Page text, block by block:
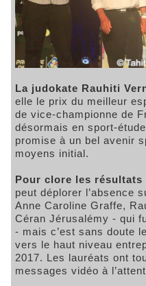
La judokate Rauhiti
elle le prix du meilleur
de vice-championne de
désormais en sport-
promise à un bel avenir
moyens initial.
Pour clore les résultats
peut déplorer l’absence
Anne Caroline Graffe,
Céran Jérusalémy - qui
- mais c’est sans doute
vers le haut niveau
2017. Les lauréats ont
messages vidéo à